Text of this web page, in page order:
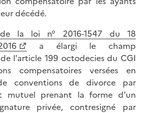
décédé.
la loi n° 2016-1547 du 18
a élargi le champ
l'article 199 octodecies du CGI
compensatoires versées en
conventions de divorce par
mutuel prenant la forme d'un
privée, contresigné par